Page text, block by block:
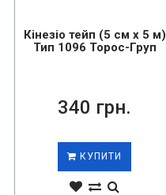
Кінезіо тейп (5 см х 5 м)
Тип 1096 Торос-Груп
340 грн.
КУПИТИ